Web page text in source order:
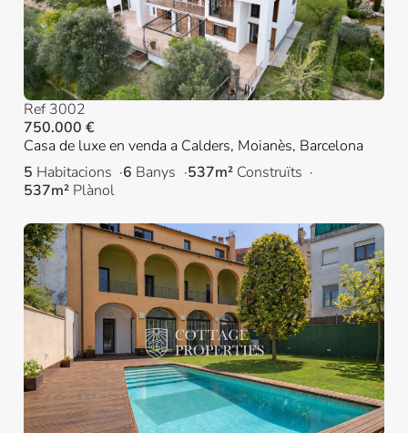
Ref 3002
750.000 €
Casa de luxe en venda a Calders, Moianès, Barcelona
5 Habitacions 6 Banys 537m² Construïts
537m² Plànol